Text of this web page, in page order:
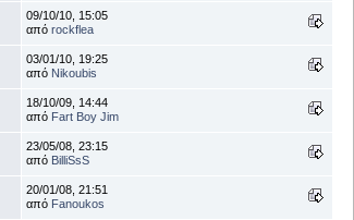
09/10/10, 15:05
από rockflea
03/01/10, 19:25
από Nikoubis
18/10/09, 14:44
από Fart Boy Jim
23/05/08, 23:15
από BilliSsS
20/01/08, 21:51
από Fanoukos